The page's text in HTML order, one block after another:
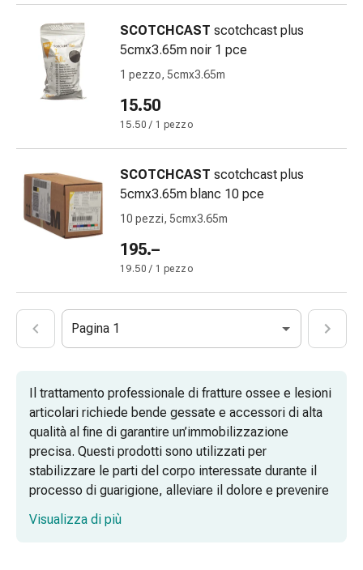
fiori
Bach
terapia
delle
gemme
vegetali
Fitoterapia
Sale
di
Schüssler
Spagirici
vescica,
prostata
Prostata
Disturbi
ai
reni
e
alla
vescica
SCOTCHCAST scotchcast plus
5cmx3.65m noir 1 pce
1 pezzo, 5cmx3.65m
15.50
15.50 / 1 pezzo
SCOTCHCAST scotchcast plus
5cmx3.65m blanc 10 pce
10 pezzi, 5cmx3.65m
195.–
19.50 / 1 pezzo
Pagina 1
Il trattamento professionale di fratture ossee e lesioni
articolari richiede bende gessate e accessori di alta
qualità al fine di garantire un’immobilizzazione
precisa. Questi prodotti sono utilizzati per
stabilizzare le parti del corpo interessate durante il
processo di guarigione, alleviare il dolore e prevenire
possibili disallineamenti. Un’applicazione corretta
combina bendaggi di sostegno stabilizzanti con
Visualizza di più